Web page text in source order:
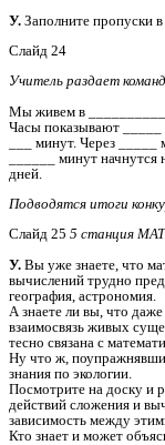
У. Заполните пропуски в
Слайд 24
Учитель раздает
Мы живем в __________
Часы показывают _____
___ минут. Через
______ минут
дней.
Подводятся итоги
Слайд 25 5 станция
У. Вы уже знаете, что
вычислений трудно
география, астрономия.
А знаете ли вы, что даже
взаимосвязь живых
тесно связана с
Ну что ж,
знания по экологии.
Посмотрите на доску и
действий сложения и
зависимость между
Кто знает и может